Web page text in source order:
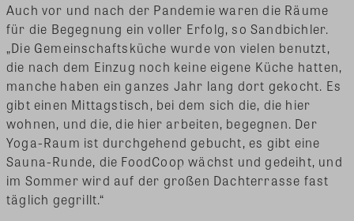
Auch vor und nach der Pandemie waren die Räume
für die Begegnung ein voller Erfolg, so Sandbichler.
„Die Gemeinschaftsküche wurde von vielen benutzt,
die nach dem Einzug noch keine eigene Küche hatten,
manche haben ein ganzes Jahr lang dort gekocht. Es
gibt einen Mittagstisch, bei dem sich die, die hier
wohnen, und die, die hier arbeiten, begegnen. Der
Yoga-Raum ist durchgehend gebucht, es gibt eine
Sauna-Runde, die FoodCoop wächst und gedeiht, und
im Sommer wird auf der großen Dachterrasse fast
täglich gegrillt.“